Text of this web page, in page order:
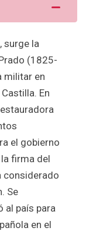
surge la
(1825-
militar en
En
el gobierno
firma del
considerado
Se
al país para
en el